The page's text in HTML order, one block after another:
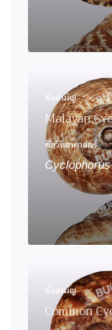
ชื่อสามัญ
Malayan
ชื่อวิทยาศาสตร์
ชื่อสามัญ
Common